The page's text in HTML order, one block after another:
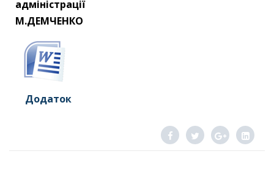
адміністрації
М.ДЕМЧЕНКО
Додаток